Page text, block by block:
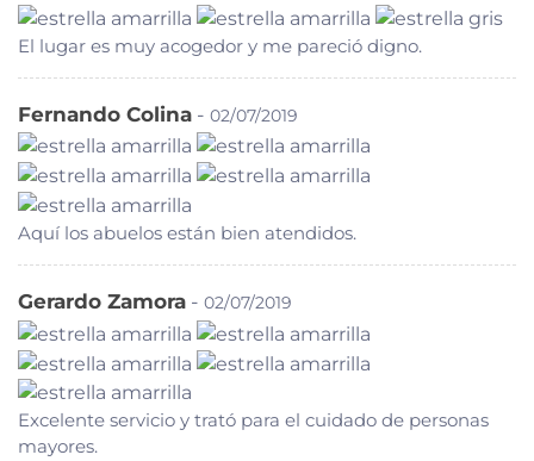
El lugar es muy acogedor y me pareció digno.
Fernando Colina - 02/07/2019
Aquí los abuelos están bien atendidos.
Gerardo Zamora - 02/07/2019
Excelente servicio y trató para el cuidado de personas
mayores.